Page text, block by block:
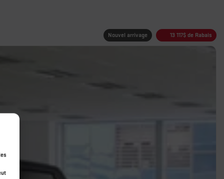
Nouvel arrivage 13 117$ de Rabais